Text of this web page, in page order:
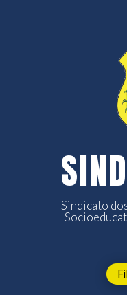
Sindicato